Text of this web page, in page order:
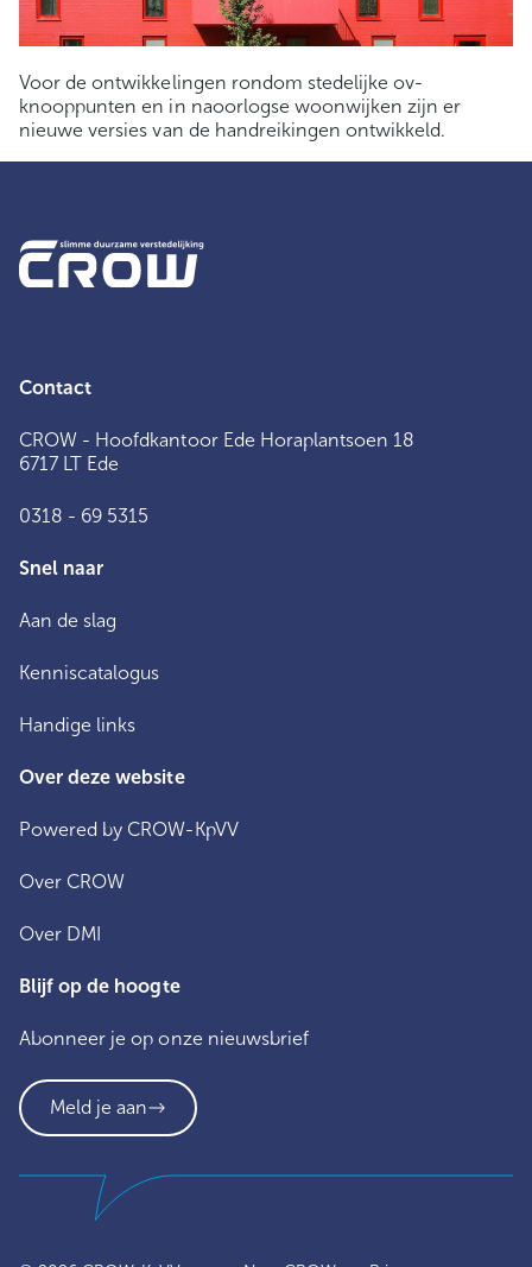
Voor de ontwikkelingen rondom stedelijke ov-
knooppunten en in naoorlogse woonwijken zijn er
nieuwe versies van de handreikingen ontwikkeld.
Contact
CROW - Hoofdkantoor Ede Horaplantsoen 18
6717 LT Ede
0318 - 69 5315
Snel naar
Aan de slag
Kenniscatalogus
Handige links
Over deze website
Powered by CROW-KpVV
Over CROW
Over DMI
Blijf op de hoogte
Abonneer je op onze nieuwsbrief
Meld je aan